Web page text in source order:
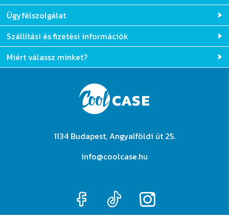
Rólunk
Ügyfélszolgálat
Szállítási és fizetési információk
1134 Budapest, Angyalföldi út 25.